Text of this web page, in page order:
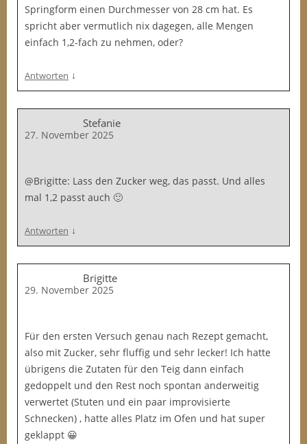
Springform einen Durchmesser von 28 cm hat. Es
spricht aber vermutlich nix dagegen, alle Mengen
einfach 1,2-fach zu nehmen, oder?
Antworten ↓
Stefanie
27. November 2025
@Brigitte: Lass den Zucker weg, das passt. Und alles
mal 1,2 passt auch 🙂
Antworten ↓
Brigitte
29. November 2025
Für den ersten Versuch genau nach Rezept gemacht,
also mit Zucker, sehr fluffig und sehr lecker! Ich hatte
übrigens die Zutaten für den Teig dann einfach
gedoppelt und den Rest noch spontan anderweitig
verwertet (Stuten und ein paar improvisierte
Schnecken) , hatte alles Platz im Ofen und hat super
geklappt 😀